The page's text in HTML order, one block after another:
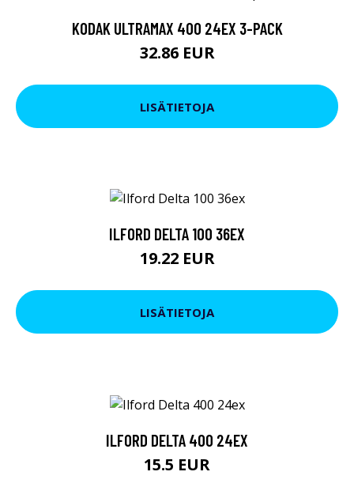
KODAK ULTRAMAX 400 24EX 3-PACK
32.86 EUR
LISÄTIETOJA
ILFORD DELTA 100 36EX
19.22 EUR
LISÄTIETOJA
ILFORD DELTA 400 24EX
15.5 EUR